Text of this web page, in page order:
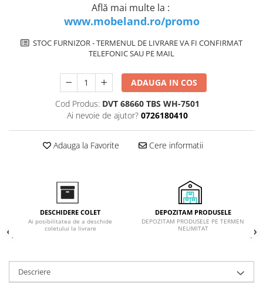
Află mai multe la :
www.mobeland.ro/promo
STOC FURNIZOR - TERMENUL DE LIVRARE VA FI CONFIRMAT
TELEFONIC SAU PE MAIL
ADAUGA IN COS
Cod Produs: DVT 68660 TBS WH-7501
Ai nevoie de ajutor? 0726180410
Adauga la Favorite Cere informatii
DESCHIDERE COLET
Ai posibilitatea de a deschide
coletului la livrare
DEPOZITAM PRODUSELE
DEPOZITAM PRODUSELE PE TERMEN
NELIMITAT
Descriere